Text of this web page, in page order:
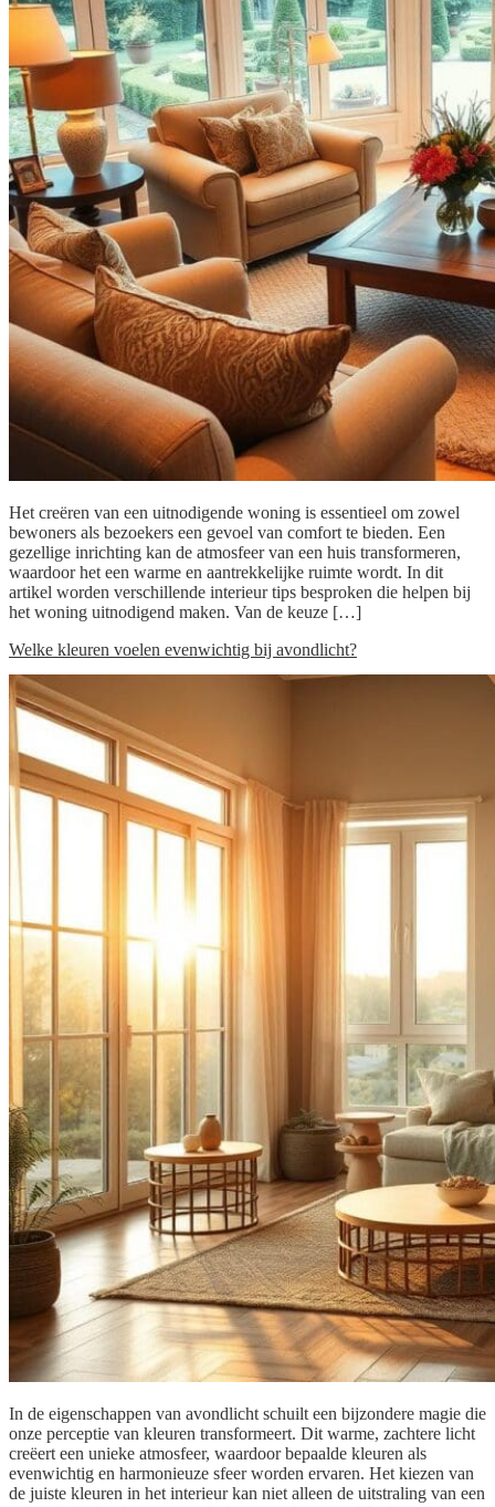
Het creëren van een uitnodigende woning is essentieel om zowel
bewoners als bezoekers een gevoel van comfort te bieden. Een
gezellige inrichting kan de atmosfeer van een huis transformeren,
waardoor het een warme en aantrekkelijke ruimte wordt. In dit
artikel worden verschillende interieur tips besproken die helpen bij
het woning uitnodigend maken. Van de keuze […]
Welke kleuren voelen evenwichtig bij avondlicht?
In de eigenschappen van avondlicht schuilt een bijzondere magie die
onze perceptie van kleuren transformeert. Dit warme, zachtere licht
creëert een unieke atmosfeer, waardoor bepaalde kleuren als
evenwichtig en harmonieuze sfeer worden ervaren. Het kiezen van
de juiste kleuren in het interieur kan niet alleen de uitstraling van een